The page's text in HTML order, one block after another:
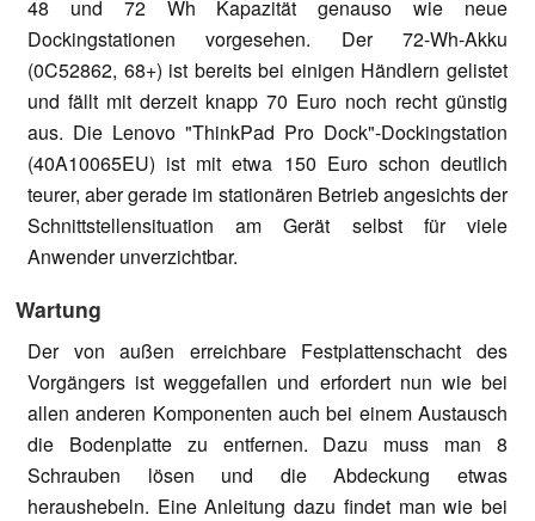
48 und 72 Wh Kapazität genauso wie neue
Dockingstationen vorgesehen. Der 72-Wh-Akku
(0C52862, 68+) ist bereits bei einigen Händlern gelistet
und fällt mit derzeit knapp 70 Euro noch recht günstig
aus. Die Lenovo "ThinkPad Pro Dock"-Dockingstation
(40A10065EU) ist mit etwa 150 Euro schon deutlich
teurer, aber gerade im stationären Betrieb angesichts der
Schnittstellensituation am Gerät selbst für viele
Anwender unverzichtbar.
Wartung
Der von außen erreichbare Festplattenschacht des
Vorgängers ist weggefallen und erfordert nun wie bei
allen anderen Komponenten auch bei einem Austausch
die Bodenplatte zu entfernen. Dazu muss man 8
Schrauben lösen und die Abdeckung etwas
heraushebeln. Eine Anleitung dazu findet man wie bei